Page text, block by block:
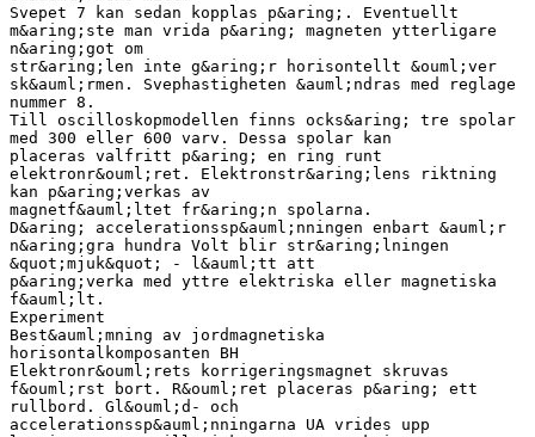
Svepet 7 kan sedan kopplas p&aring;. Eventuellt
m&aring;ste man vrida p&aring; magneten ytterligare
n&aring;got om
str&aring;len inte g&aring;r horisontellt &ouml;ver
sk&auml;rmen. Svephastigheten &auml;ndras med reglage
nummer 8.
Till oscilloskopmodellen finns ocks&aring; tre spolar
med 300 eller 600 varv. Dessa spolar kan
placeras valfritt p&aring; en ring runt
elektronr&ouml;ret. Elektronstr&aring;lens riktning
kan p&aring;verkas av
magnetf&auml;ltet fr&aring;n spolarna.
D&aring; accelerationssp&auml;nningen enbart &auml;r
n&aring;gra hundra Volt blir str&aring;lningen
&quot;mjuk&quot; - l&auml;tt att
p&aring;verka med yttre elektriska eller magnetiska
f&auml;lt.
Experiment
Best&auml;mning av jordmagnetiska
horisontalkomposanten BH
Elektronr&ouml;rets korrigeringsmagnet skruvas
f&ouml;rst bort. R&ouml;ret placeras p&aring; ett
rullbord. Gl&ouml;d- och
accelerationssp&auml;nningarna UA vrides upp